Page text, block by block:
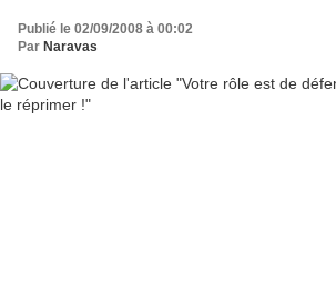
Publié le 02/09/2008 à 00:02
Par Naravas